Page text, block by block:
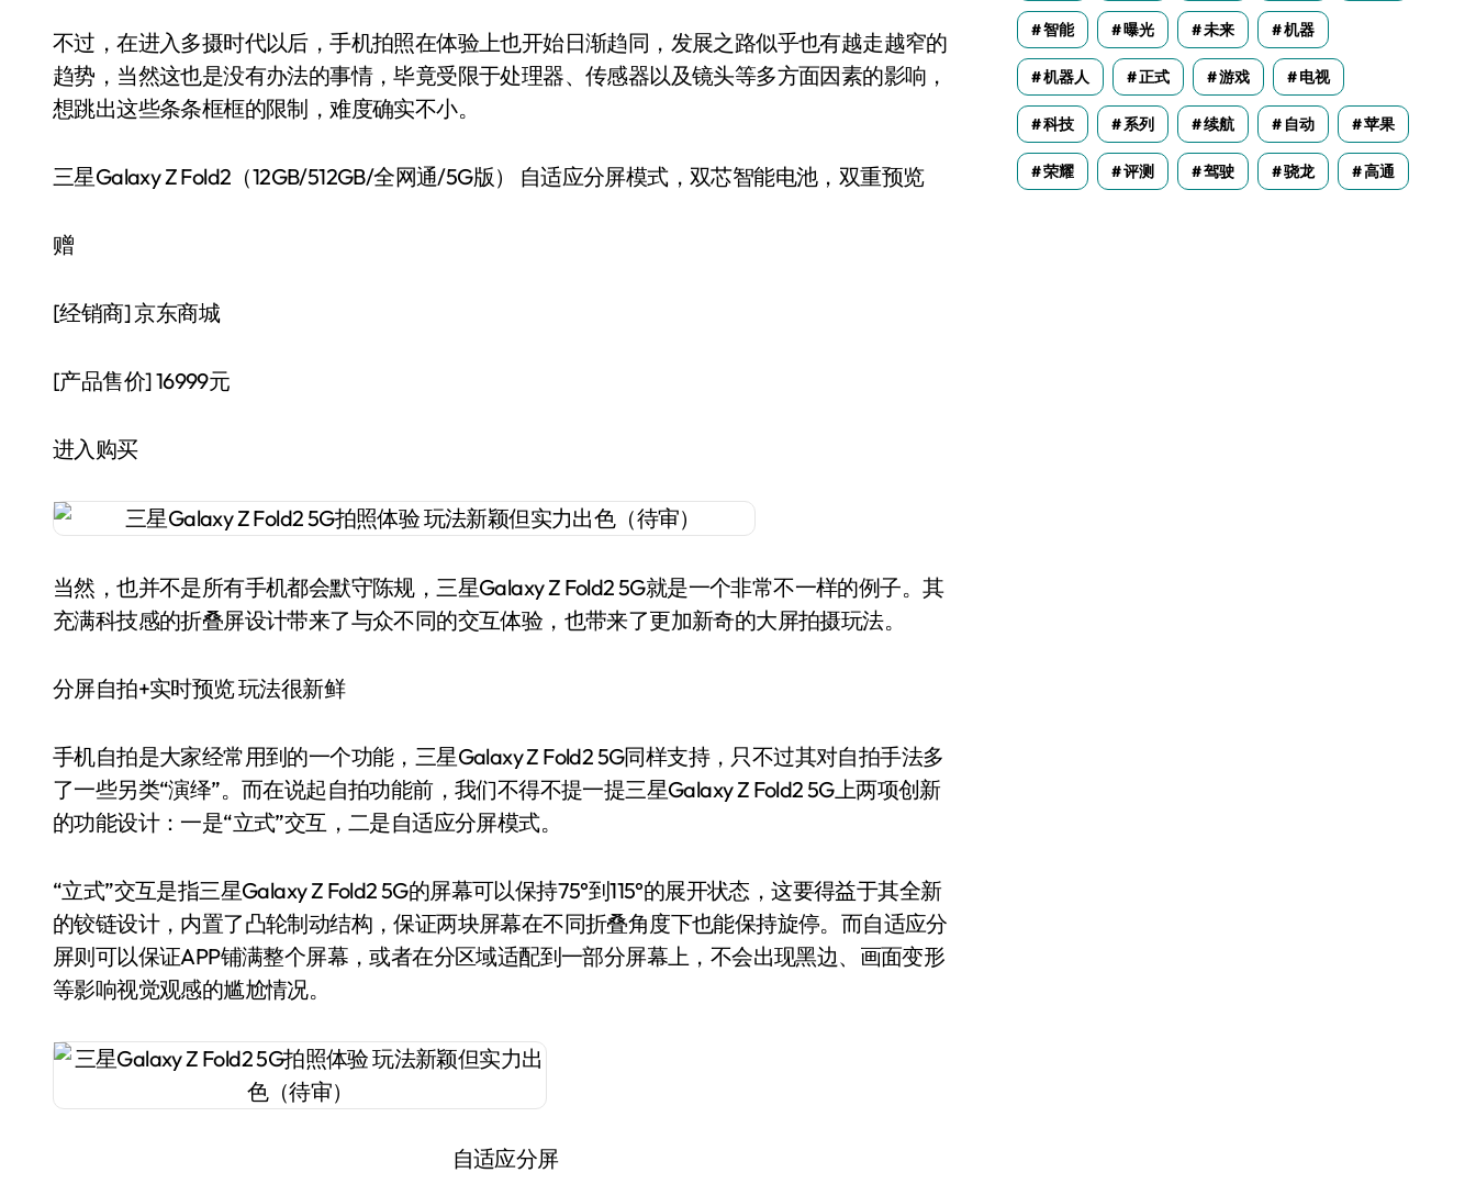
不过，在进入多摄时代以后，手机拍照在体验上也开始日渐趋同，发展之路似乎也有越走越窄的
趋势，当然这也是没有办法的事情，毕竟受限于处理器、传感器以及镜头等多方面因素的影响，
想跳出这些条条框框的限制，难度确实不小。
三星Galaxy Z Fold2（12GB/512GB/全网通/5G版） 自适应分屏模式，双芯智能电池，双重预览
赠
[经销商]京东商城
[产品售价]16999元
进入购买
当然，也并不是所有手机都会默守陈规，三星Galaxy Z Fold2 5G就是一个非常不一样的例子。其
充满科技感的折叠屏设计带来了与众不同的交互体验，也带来了更加新奇的大屏拍摄玩法。
分屏自拍+实时预览 玩法很新鲜
手机自拍是大家经常用到的一个功能，三星Galaxy Z Fold2 5G同样支持，只不过其对自拍手法多
了一些另类“演绎”。而在说起自拍功能前，我们不得不提一提三星Galaxy Z Fold2 5G上两项创新
的功能设计：一是“立式”交互，二是自适应分屏模式。
“立式”交互是指三星Galaxy Z Fold2 5G的屏幕可以保持75°到115°的展开状态，这要得益于其全新
的铰链设计，内置了凸轮制动结构，保证两块屏幕在不同折叠角度下也能保持旋停。而自适应分
屏则可以保证APP铺满整个屏幕，或者在分区域适配到一部分屏幕上，不会出现黑边、画面变形
等影响视觉观感的尴尬情况。
自适应分屏
智能 曝光 未来 机器
机器人 正式 游戏 电视
科技 系列 续航 自动 苹果
荣耀 评测 驾驶 骁龙 高通